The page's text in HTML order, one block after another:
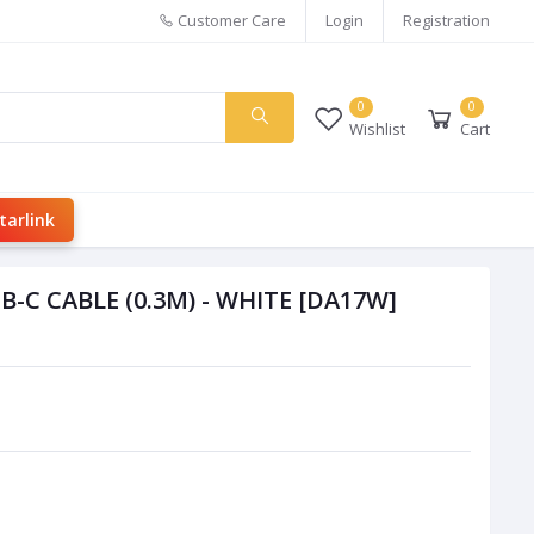
Customer Care Login Registration
0
Wishlist
0
Cart
C CABLE (0.3M) - WHITE [DA17W]